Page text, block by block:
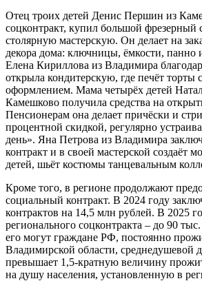
Отец троих детей Денис Першин из
соцконтракт, купил большой фрезерный
столярную мастерскую. Он делает на
декора дома: ключницы, ёмкости, панно
Елена Кириллова из Владимира
открыла кондитерскую, где печёт торты
оформлением. Мама четырёх детей
Камешково получила средства на
Пенсионерам она делает причёски и
процентной скидкой, регулярно
день». Яна Петрова из Владимира
контракт и в своей мастерской создаёт
детей, шьёт костюмы танцевальным
Кроме того, в регионе продолжают
социальный контракт. В 2024 году
контрактов на 14,5 млн рублей. В 2025
регионального соцконтракта – до 90
его могут граждане РФ, постоянно
Владимирской области, среднедушевой
превышает 1,5-кратную величину
на душу населения, установленную в